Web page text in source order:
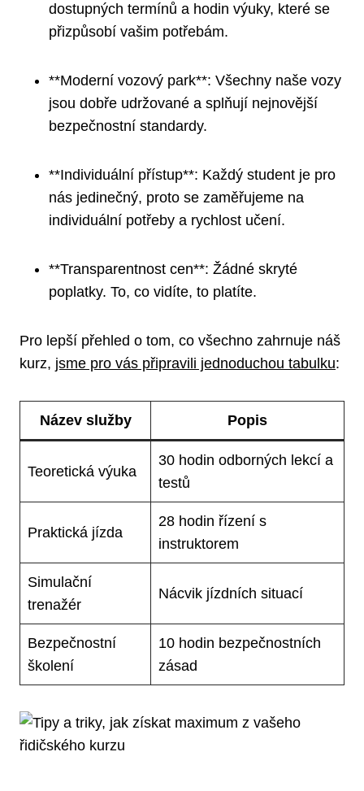
dostupných termínů a hodin výuky, které se
přizpůsobí vašim potřebám.
**Moderní vozový park**: Všechny naše vozy
jsou dobře udržované a splňují nejnovější
bezpečnostní standardy.
**Individuální přístup**: Každý student je pro
nás jedinečný, proto se zaměřujeme na
individuální potřeby a rychlost učení.
**Transparentnost cen**: Žádné skryté
poplatky. To, co vidíte, to platíte.
Pro lepší přehled o tom, co všechno zahrnuje náš
kurz, jsme pro vás připravili jednoduchou tabulku:
Název služby Popis
Teoretická výuka
30 hodin odborných lekcí a
testů
Praktická jízda
28 hodin řízení s
instruktorem
Simulační
trenažér
Nácvik jízdních situací
Bezpečnostní
školení
10 hodin bezpečnostních
zásad